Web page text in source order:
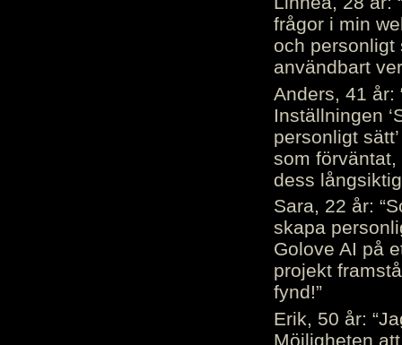
frågor i min
och personligt
användbart
Anders, 41 år:
Inställningen
personligt
som
dess
Sara, 22 år:
skapa
Golove AI på
projekt
fynd!”
Erik, 50 år:
Möjligheten